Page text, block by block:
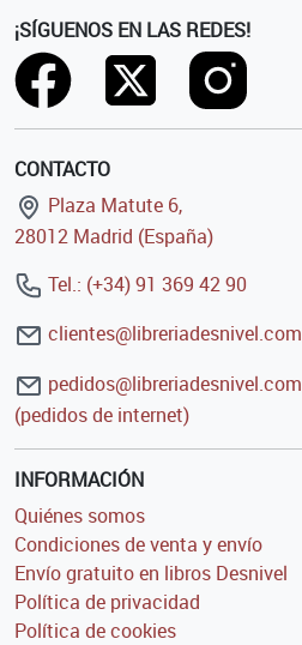
¡SÍGUENOS EN LAS REDES!
CONTACTO
Plaza Matute 6,
28012 Madrid (España)
Tel.: (+34) 91 369 42 90
clientes@libreriadesnivel.com
pedidos@libreriadesnivel.com
(pedidos de internet)
INFORMACIÓN
Quiénes somos
Condiciones de venta y envío
Envío gratuito en libros Desnivel
Política de privacidad
Política de cookies